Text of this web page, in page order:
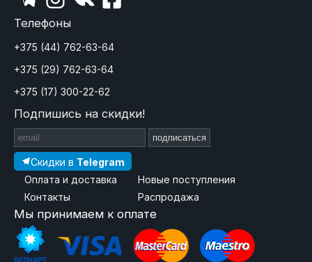
Телефоны
+375 (44) 762-63-64
+375 (29) 762-63-64
+375 (17) 300-22-62
Подпишись на скидки!
подписаться
Скидки в Telegram
Оплата и доставка
Контакты
Новые поступления
Распродажа
Мы принимаем к оплате